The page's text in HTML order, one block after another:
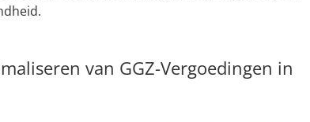
van GGZ-Vergoedingen in